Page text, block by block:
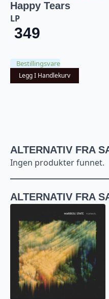
Happy Tears
LP
349
Bestillingsvare
Legg I Handlekurv
ALTERNATIV FRA
Ingen produkter funnet.
ALTERNATIV FRA